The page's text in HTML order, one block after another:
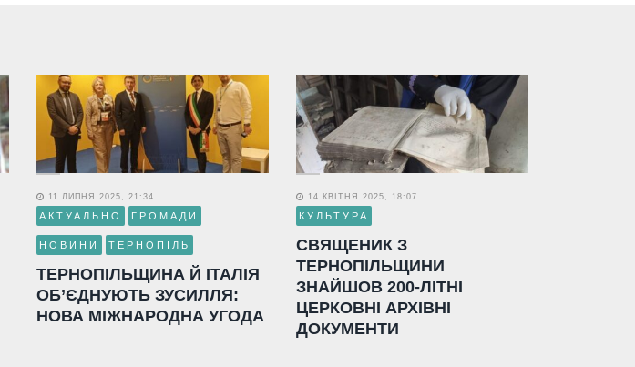
11 ЛИПНЯ 2025, 21:34
АКТУАЛЬНО ГРОМАДИ
НОВИНИ ТЕРНОПІЛЬ
ТЕРНОПІЛЬЩИНА Й ІТАЛІЯ
ОБ’ЄДНУЮТЬ ЗУСИЛЛЯ:
НОВА МІЖНАРОДНА УГОДА
14 КВІТНЯ 2025, 18:07
КУЛЬТУРА
СВЯЩЕНИК З
ТЕРНОПІЛЬЩИНИ
ЗНАЙШОВ 200-ЛІТНІ
ЦЕРКОВНІ АРХІВНІ
ДОКУМЕНТИ